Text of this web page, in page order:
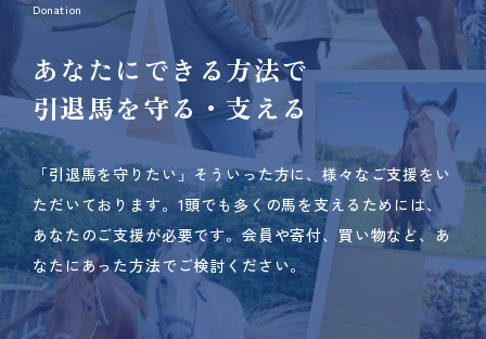
Donation
あなたにできる方法で
引退馬を守る・支える
「引退馬を守りたい」そういった方に、様々なご支援をい
ただいております。 1頭でも多くの馬を支えるためには、
あなたのご支援が必要です。 会員や寄付、買い物など、あ
なたにあった方法でご検討ください。